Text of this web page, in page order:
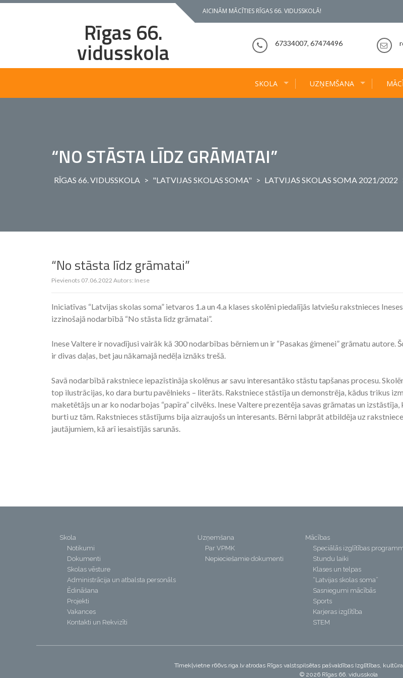
Skip
AICINĀM MĀCĪTIES RĪGAS 66. VIDUSSKOLĀ!
Rīgas 66.
vidusskola 67334007, 67474496
SKOLA UZŅEMŠANA
“NO STĀSTA LĪDZ GRĀMATAI”
RĪGAS 66. VIDUSSKOLA > "LATVIJAS SKOLAS SOMA" > LATVIJAS SKOLAS SOMA 2021/2022
“No stāsta līdz grāmatai”
Pievienots 07.06.2022 Autors: Inese
Iniciatīvas “Latvijas skolas soma” ietvaros 1.a un 4.a klases skolēni piedalījās latviešu rakstnieces
izzinošajā nodarbībā “No stāsta līdz grāmatai”.
Inese Valtere ir novadījusi vairāk kā 300 nodarbības bērniem un ir “Pasakas ģimenei” grāmatu autore.
ir divas daļas, bet jau nākamajā nedēļa iznāks trešā.
Savā nodarbībā rakstniece iepazīstināja skolēnus ar savu interesantāko stāstu tapšanas procesu.
top ilustrācijas, ko dara burtu pavēlnieks – literāts. Rakstniece stāstīja un demonstrēja, kādus trikus
maketētājs un ar ko nodarbojas “papīra” cilvēks. Inese Valtere prezentēja savas grāmatas un izstāstīja,
burti uz tām. Rakstnieces stāstījums bija aizraujošs un interesants. Bērni labprāt atbildēja uz
jautājumiem, kā arī iesaistījās sarunās.
Skola
Notikumi
Dokumenti
Skolas vēsture
Administrācija un atbalsta personāls
Ēdināšana
Projekti
Vakances
Kontakti un Rekvizīti
Uzņemšana
Par VPMK
Nepieciešamie dokumenti
Mācības
Speciālās izglītības
Stundu laiki
Klases un telpas
“Latvijas skolas soma”
Sasniegumi mācībās
Sports
Karjeras izglītība
STEM
Tīmekļvietne r66vs.riga.lv atrodas Rīgas valstspilsētas pašvaldības Izglītības,
© 2026 Rīgas 66. vidusskola